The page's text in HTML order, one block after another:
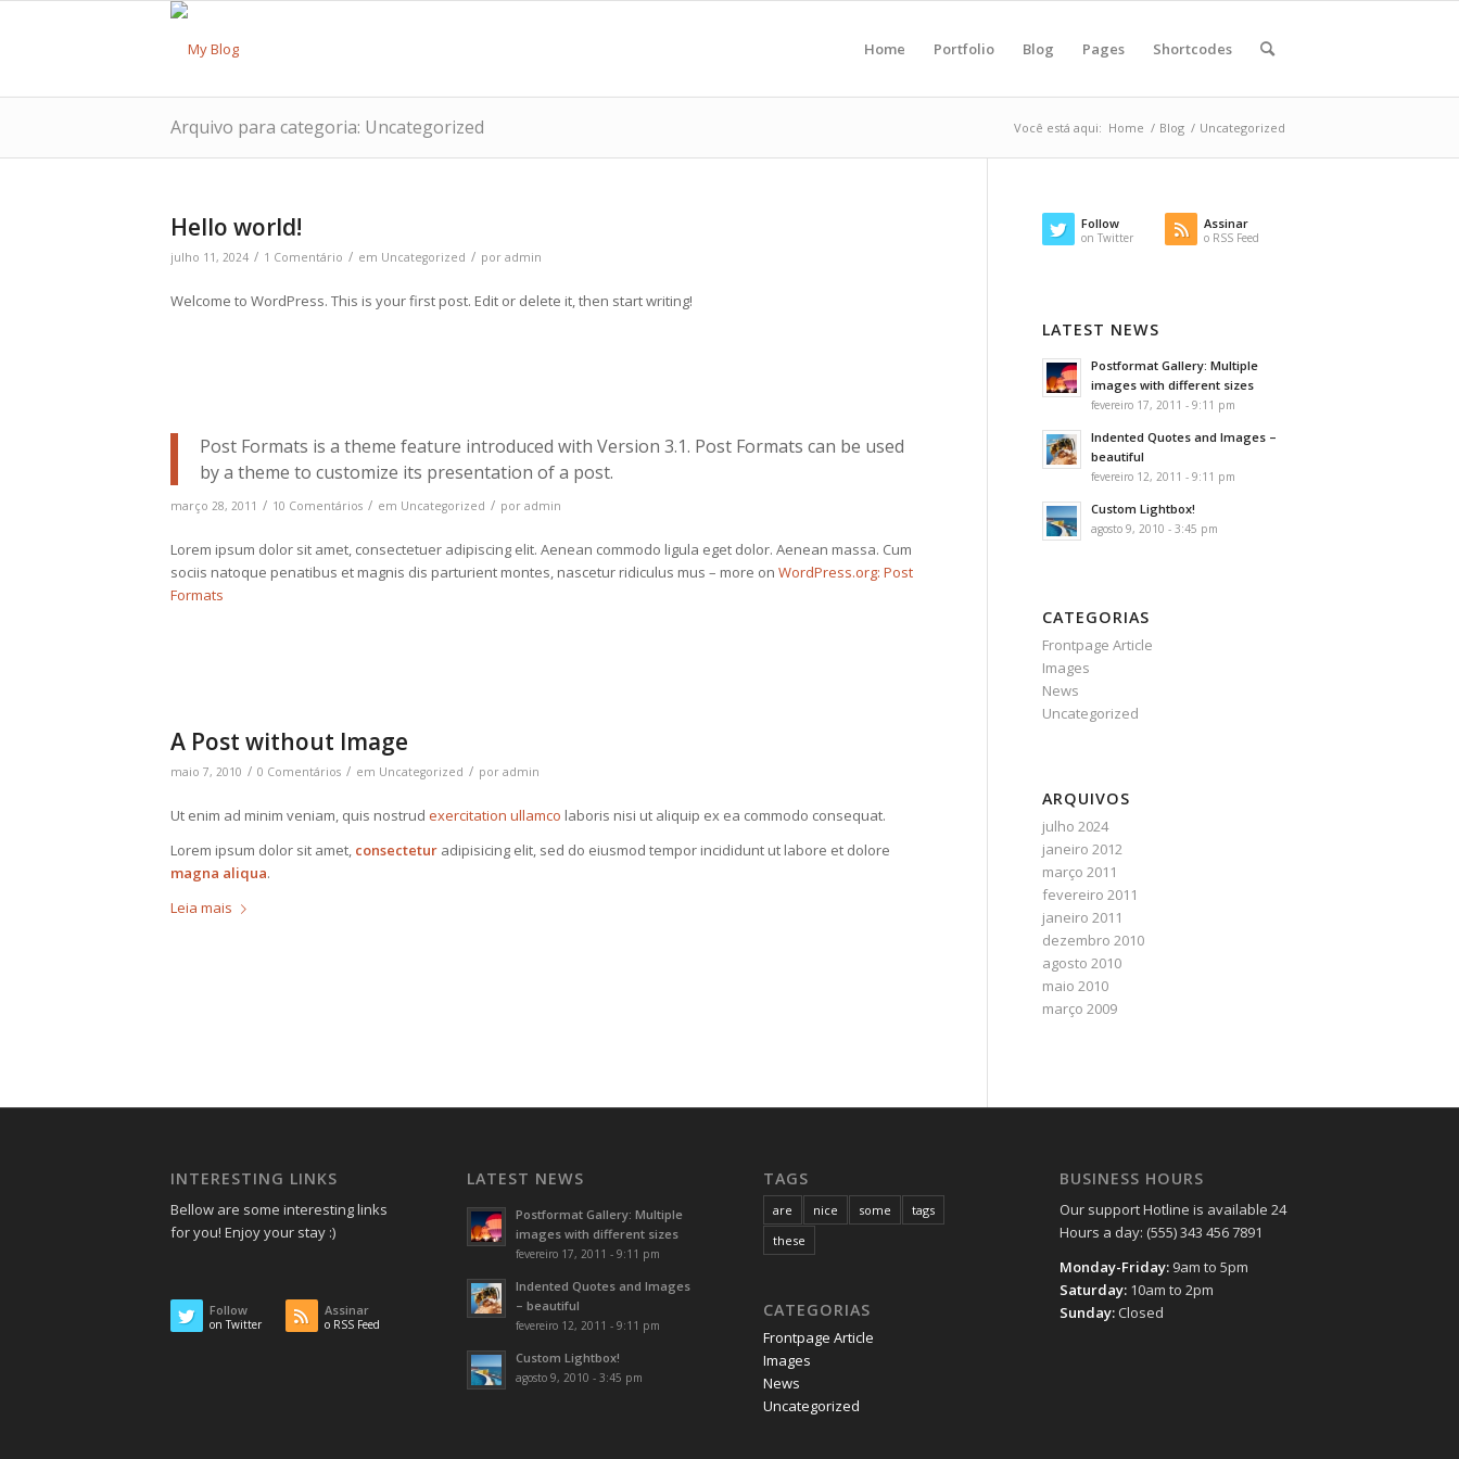
Home Portfolio Blog Pages Shortcodes
Arquivo para categoria: Uncategorized Você está aqui: Home / Blog / Uncategorized
Hello world!
julho 11, 2024 / 1 Comentário / em Uncategorized / por admin
Welcome to WordPress. This is your first post. Edit or delete it, then start writing!
Post Formats is a theme feature introduced with Version 3.1. Post Formats can be used
by a theme to customize its presentation of a post.
março 28, 2011 / 10 Comentários / em Uncategorized / por admin
Lorem ipsum dolor sit amet, consectetuer adipiscing elit. Aenean commodo ligula eget dolor. Aenean massa. Cum
sociis natoque penatibus et magnis dis parturient montes, nascetur ridiculus mus – more on WordPress.org: Post
Formats
A Post without Image
maio 7, 2010 / 0 Comentários / em Uncategorized / por admin
Ut enim ad minim veniam, quis nostrud exercitation ullamco laboris nisi ut aliquip ex ea commodo consequat.
Lorem ipsum dolor sit amet, consectetur adipisicing elit, sed do eiusmod tempor incididunt ut labore et dolore
magna aliqua.
Leia mais
Follow
on Twitter
Assinar
o RSS Feed
LATEST NEWS
Postformat Gallery: Multiple
images with different sizes
fevereiro 17, 2011 - 9:11 pm
Indented Quotes and Images –
beautiful
fevereiro 12, 2011 - 9:11 pm
Custom Lightbox!
agosto 9, 2010 - 3:45 pm
CATEGORIAS
Frontpage Article
Images
News
Uncategorized
ARQUIVOS
julho 2024
janeiro 2012
março 2011
fevereiro 2011
janeiro 2011
dezembro 2010
agosto 2010
maio 2010
março 2009
INTERESTING LINKS
Bellow are some interesting links
for you! Enjoy your stay :)
Follow
on Twitter
Assinar
o RSS Feed
LATEST NEWS
Postformat Gallery: Multiple
images with different sizes
fevereiro 17, 2011 - 9:11 pm
Indented Quotes and Images
– beautiful
fevereiro 12, 2011 - 9:11 pm
Custom Lightbox!
agosto 9, 2010 - 3:45 pm
TAGS
are nice some
tags
these
CATEGORIAS
Frontpage Article
Images
News
Uncategorized
BUSINESS HOURS
Our support Hotline is available 24
Hours a day: (555) 343 456 7891
Monday-Friday: 9am to 5pm
Saturday: 10am to 2pm
Sunday: Closed